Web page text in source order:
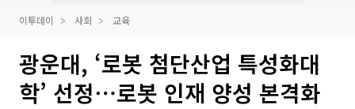
이투데이 사회 교육
광운대, ‘로봇 첨단산업 특성화대
학’ 선정⋯로봇 인재 양성 본격화